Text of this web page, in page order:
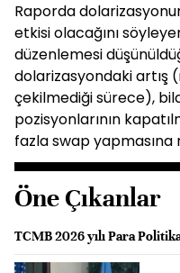
Raporda dolarizasyonun
etkisi olacağını
düzenlemesi
dolarizasyondaki
çekilmediği sürece),
pozisyonlarının
fazla swap yapmasına
Öne Çıkanlar
TCMB 2026 yılı Para